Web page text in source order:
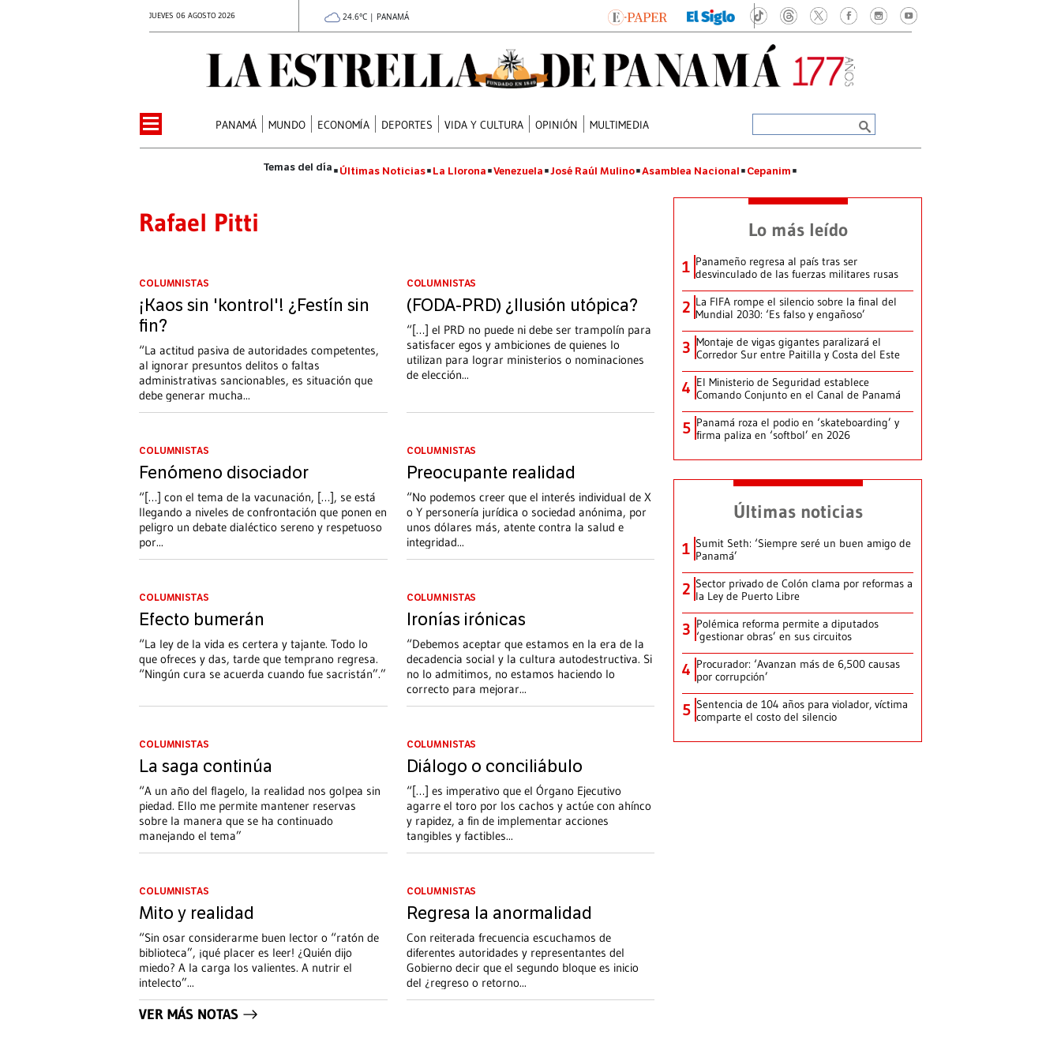
JUEVES 06 AGOSTO 2026 24.6°C | PANAMÁ
PANAMÁ MUNDO ECONOMÍA DEPORTES VIDA Y CULTURA OPINIÓN MULTIMEDIA
Últimas Noticias La Llorona Venezuela José Raúl Mulino Asamblea Nacional Cepanim
Rafael Pitti
COLUMNISTAS
¡Kaos sin 'kontrol'! ¿Festín sin
fin?
“La actitud pasiva de autoridades competentes,
al ignorar presuntos delitos o faltas
administrativas sancionables, es situación que
debe generar mucha...
COLUMNISTAS
(FODA-PRD) ¿Ilusión utópica?
“[…] el PRD no puede ni debe ser trampolín para
satisfacer egos y ambiciones de quienes lo
utilizan para lograr ministerios o nominaciones
de elección...
COLUMNISTAS
Fenómeno disociador
“[…] con el tema de la vacunación, […], se está
llegando a niveles de confrontación que ponen en
peligro un debate dialéctico sereno y respetuoso
por...
COLUMNISTAS
Preocupante realidad
“No podemos creer que el interés individual de X
o Y personería jurídica o sociedad anónima, por
unos dólares más, atente contra la salud e
integridad...
COLUMNISTAS
Efecto bumerán
“La ley de la vida es certera y tajante. Todo lo
que ofreces y das, tarde que temprano regresa.
“Ningún cura se acuerda cuando fue sacristán”.”
COLUMNISTAS
Ironías irónicas
“Debemos aceptar que estamos en la era de la
decadencia social y la cultura autodestructiva. Si
no lo admitimos, no estamos haciendo lo
correcto para mejorar...
COLUMNISTAS
La saga continúa
“A un año del flagelo, la realidad nos golpea sin
piedad. Ello me permite mantener reservas
sobre la manera que se ha continuado
manejando el tema”
COLUMNISTAS
Diálogo o conciliábulo
“[…] es imperativo que el Órgano Ejecutivo
agarre el toro por los cachos y actúe con ahínco
y rapidez, a fin de implementar acciones
tangibles y factibles...
COLUMNISTAS
Mito y realidad
“Sin osar considerarme buen lector o “ratón de
biblioteca”, ¡qué placer es leer! ¿Quién dijo
miedo? A la carga los valientes. A nutrir el
intelecto”...
COLUMNISTAS
Regresa la anormalidad
Con reiterada frecuencia escuchamos de
diferentes autoridades y representantes del
Gobierno decir que el segundo bloque es inicio
del ¿regreso o retorno...
VER MÁS NOTAS
Lo más leído
1 Panameño regresa al país tras ser
desvinculado de las fuerzas militares rusas
2 La FIFA rompe el silencio sobre la final del
Mundial 2030: ‘Es falso y engañoso’
3 Montaje de vigas gigantes paralizará el
Corredor Sur entre Paitilla y Costa del Este
4 El Ministerio de Seguridad establece
Comando Conjunto en el Canal de Panamá
5 Panamá roza el podio en ‘skateboarding’ y
firma paliza en ‘softbol’ en 2026
Últimas noticias
1 Sumit Seth: ‘Siempre seré un buen amigo de
Panamá’
2 Sector privado de Colón clama por reformas a
la Ley de Puerto Libre
3 Polémica reforma permite a diputados
‘gestionar obras’ en sus circuitos
4 Procurador: ‘Avanzan más de 6,500 causas
por corrupción’
5 Sentencia de 104 años para violador, víctima
comparte el costo del silencio